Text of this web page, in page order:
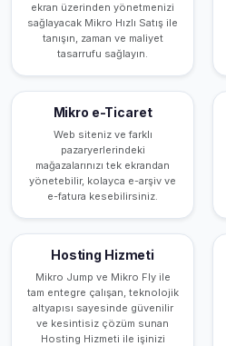
ekran üzerinden yönetmenizi
sağlayacak Mikro Hızlı Satış ile
tanışın, zaman ve maliyet
tasarrufu sağlayın.
Mikro e-Ticaret
Web siteniz ve farklı
pazaryerlerindeki
mağazalarınızı tek ekrandan
yönetebilir, kolayca e-arşiv ve
e-fatura kesebilirsiniz.
Hosting Hizmeti
Mikro Jump ve Mikro Fly ile
tam entegre çalışan, teknolojik
altyapısı sayesinde güvenilir
ve kesintisiz çözüm sunan
Hosting Hizmeti ile işinizi